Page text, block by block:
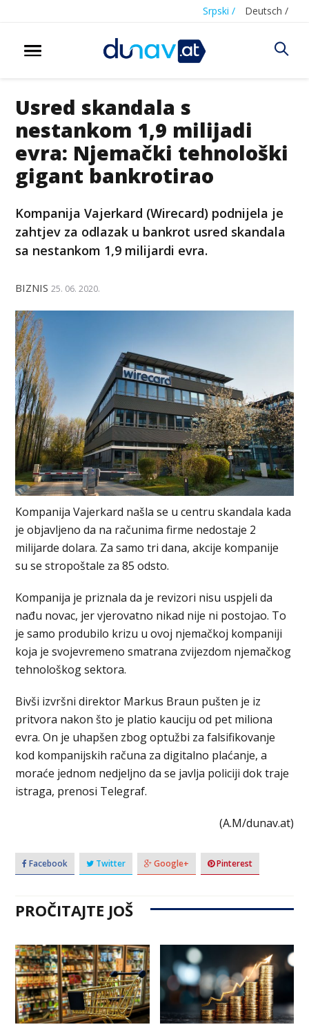
Srpski / Deutsch /
Usred skandala s
nestankom 1,9 milijadi
evra: Njemački tehnološki
gigant bankrotirao
Kompanija Vajerkard (Wirecard) podnijela je
zahtjev za odlazak u bankrot usred skandala
sa nestankom 1,9 milijardi evra.
BIZNIS 25. 06. 2020.
Kompanija Vajerkard našla se u centru skandala kada
je objavljeno da na računima firme nedostaje 2
milijarde dolara. Za samo tri dana, akcije kompanije
su se stropoštale za 85 odsto.
Kompanija je priznala da je revizori nisu uspjeli da
nađu novac, jer vjerovatno nikad nije ni postojao. To
je samo produbilo krizu u ovoj njemačkoj kompaniji
koja je svojevremeno smatrana zvijezdom njemačkog
tehnološkog sektora.
Bivši izvršni direktor Markus Braun pušten je iz
pritvora nakon što je platio kauciju od pet miliona
evra. On je uhapšen zbog optužbi za falsifikovanje
kod kompanijskih računa za digitalno plaćanje, a
moraće jednom nedjeljno da se javlja policiji dok traje
istraga, prenosi Telegraf.
(A.M/dunav.at)
Facebook Twitter Google+ Pinterest
PROČITAJTE JOŠ